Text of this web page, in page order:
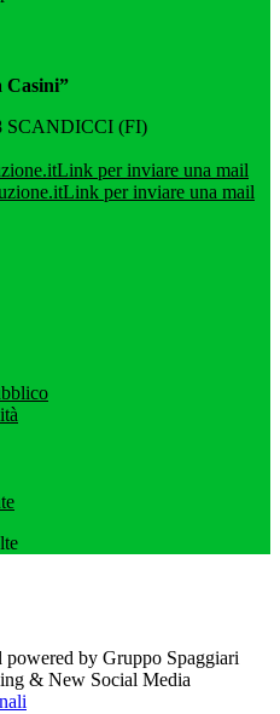
Casini”
SCANDICCI (FI)
Link per inviare una mail
Link per inviare una mail
by Gruppo Spaggiari
& New Social Media